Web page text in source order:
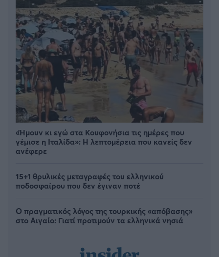
«Ήμουν κι εγώ στα Κουφονήσια τις ημέρες που
γέμισε η Ιταλίδα»: Η λεπτομέρεια που κανείς δεν
ανέφερε
15+1 θρυλικές μεταγραφές του ελληνικού
ποδοσφαίρου που δεν έγιναν ποτέ
Ο πραγματικός λόγος της τουρκικής «απόβασης»
στο Αιγαίο: Γιατί προτιμούν τα ελληνικά νησιά